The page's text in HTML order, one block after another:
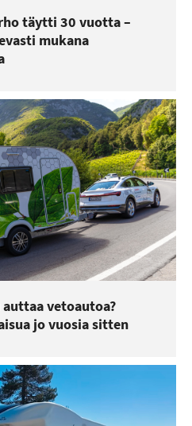
täytti 30 vuotta –
mukana
vetoautoa?
jo vuosia sitten